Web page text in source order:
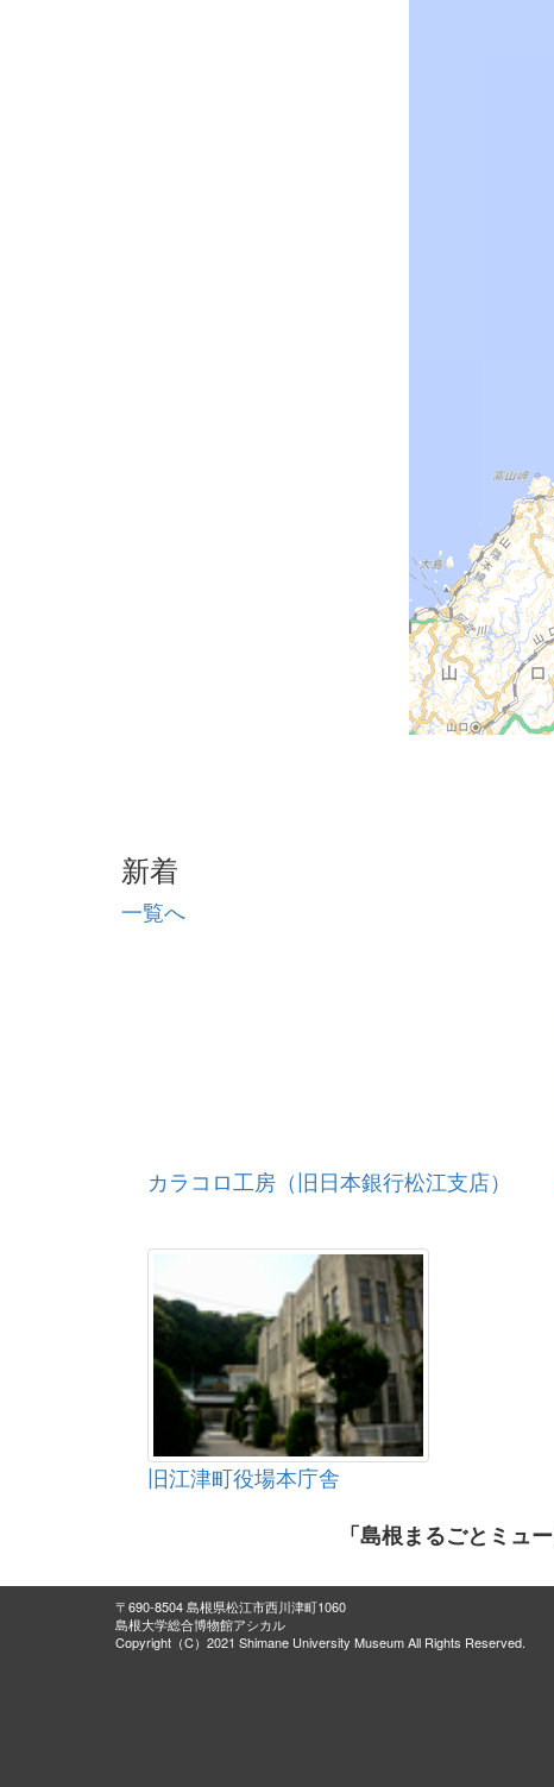
新着
一覧へ
カラコロ工房（旧日本銀行松江支店）
旧江津町役場本庁舎
「島根まるごとミュ
〒690-8504 島根県松江市西川津町1060
島根大学総合博物館アシカル
Copyright（C）2021 Shimane University Museum All Rights Reserved.